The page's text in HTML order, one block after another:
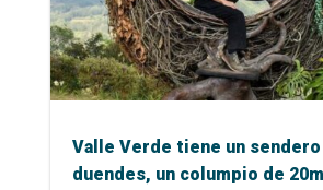
Valle Verde tiene un
duendes, un columpio de